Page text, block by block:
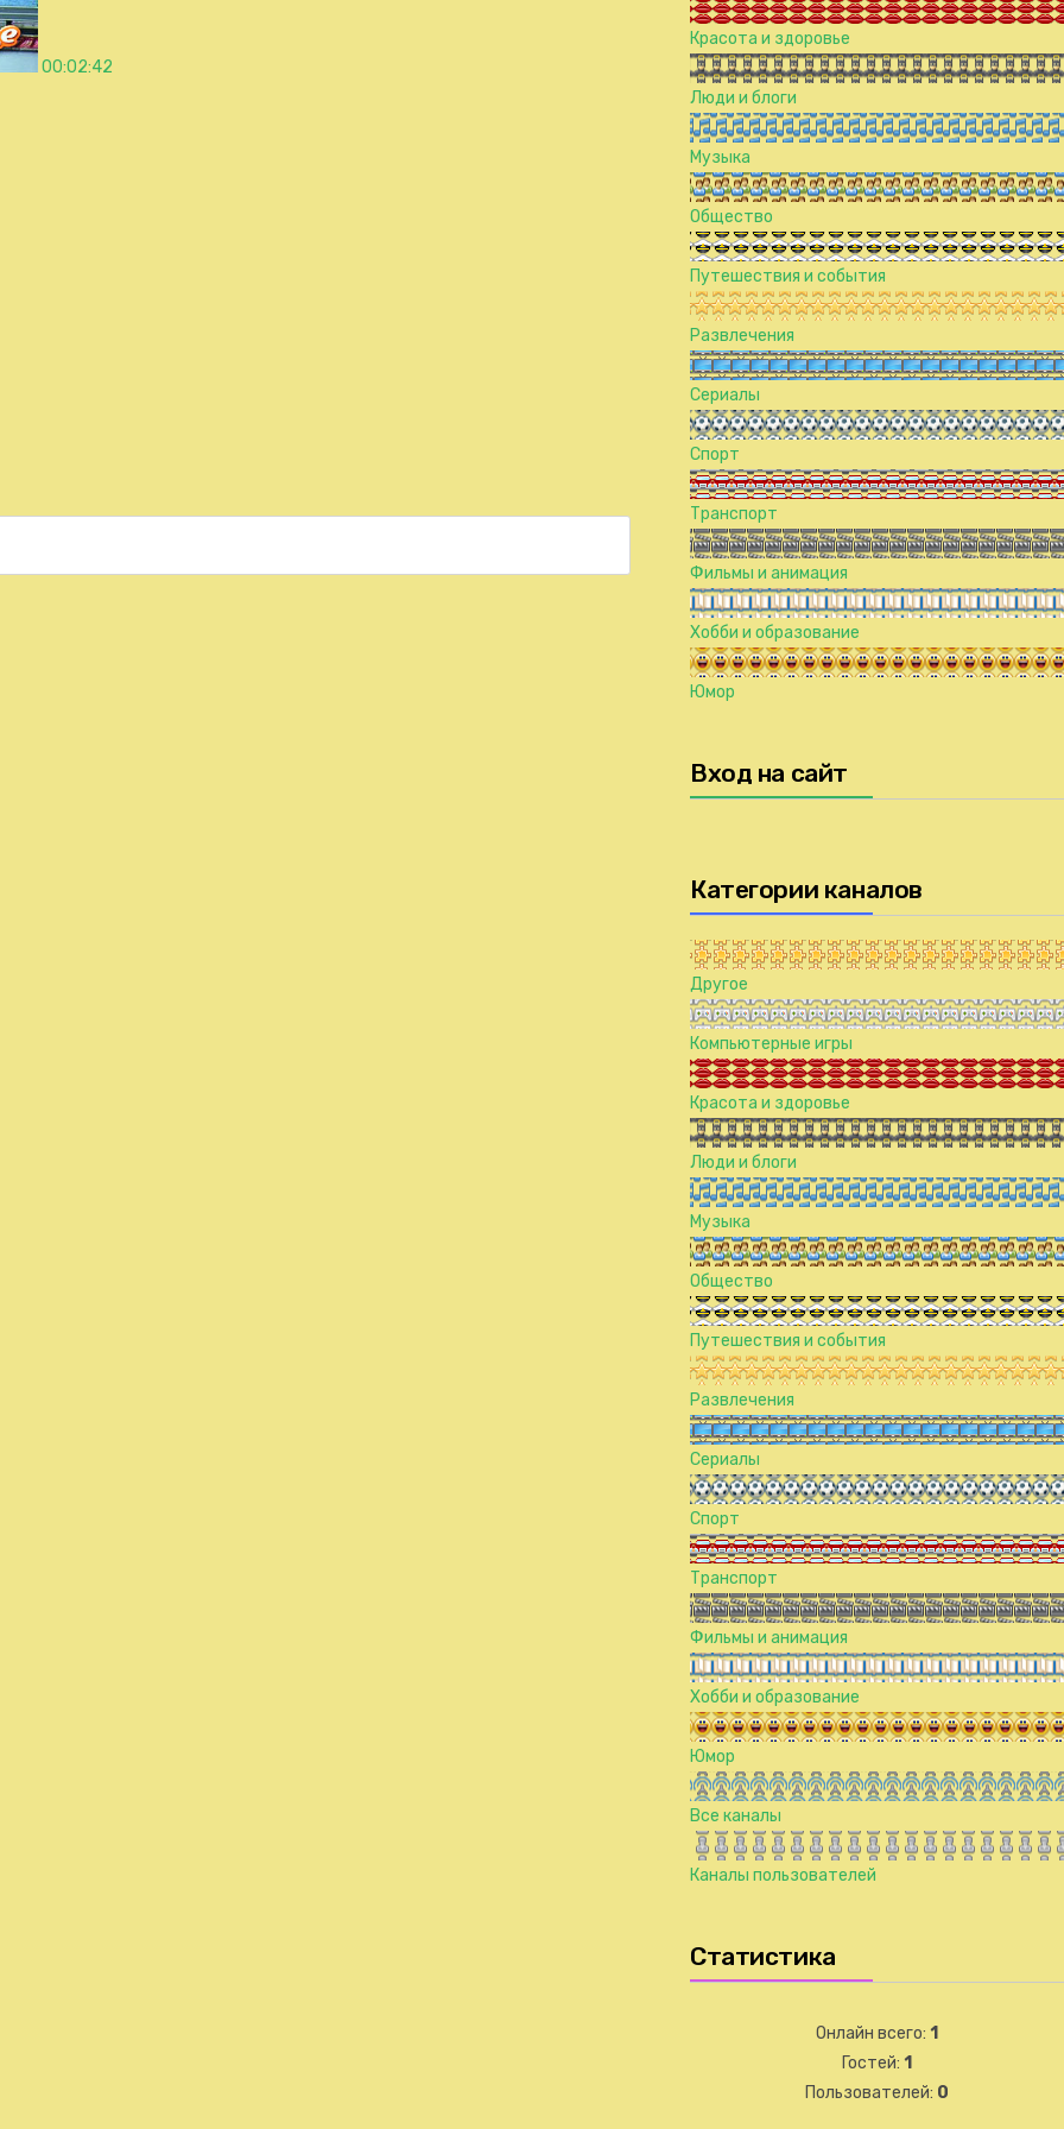
00:02:42
Красота и здоровье
Люди и блоги
Музыка
Общество
Путешествия и события
Развлечения
Сериалы
Спорт
Транспорт
Фильмы и анимация
Хобби и образование
Юмор
Вход на сайт
Категории каналов
Другое
Компьютерные игры
Красота и здоровье
Люди и блоги
Музыка
Общество
Путешествия и события
Развлечения
Сериалы
Спорт
Транспорт
Фильмы и анимация
Хобби и образование
Юмор
Все каналы
Каналы пользователей
Статистика
Онлайн всего: 1
Гостей: 1
Пользователей: 0